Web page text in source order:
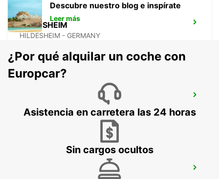
HILDESHEIM
HILDESHEIM - GERMANY
HANNOVER ESTACIÓN CENTRAL
HANNOVER - GERMANY
HANNOVER VAHRENWALD
Descubre nuestro blog e inspírate
Leer más
¿Por qué alquilar un coche con
Europcar?
Asistencia en carretera las 24 horas
Sin cargos ocultos